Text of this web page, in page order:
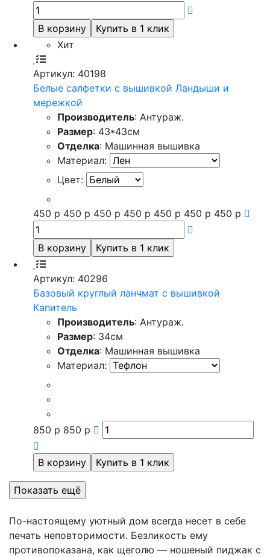
Хит
Артикул: 40198
Белые салфетки с вышивкой Ландыши и
мережкой
Производитель: Антураж.
Размер: 43*43см
Отделка: Машинная вышивка
Материал:
Цвет:
450 р 450 р 450 р 450 р 450 р 450 р 450 р
Артикул: 40296
Базовый круглый ланчмат с вышивкой
Капитель
Производитель: Антураж.
Размер: 34см
Отделка: Машинная вышивка
Материал:
850 р 850 р
По-настоящему уютный дом всегда несет в себе
печать неповторимости. Безликость ему
противопоказана, как щеголю — ношеный пиджак с